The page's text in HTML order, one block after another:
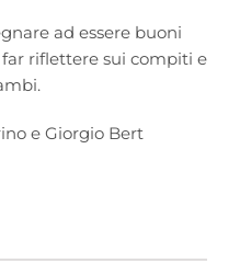
ad essere buoni
riflettere sui compiti e
e Giorgio Bert